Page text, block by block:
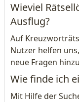
Wieviel
Ausflug?
Auf
Nutzer helfen
neue Fragen
Wie finde ich
Mit Hilfe der